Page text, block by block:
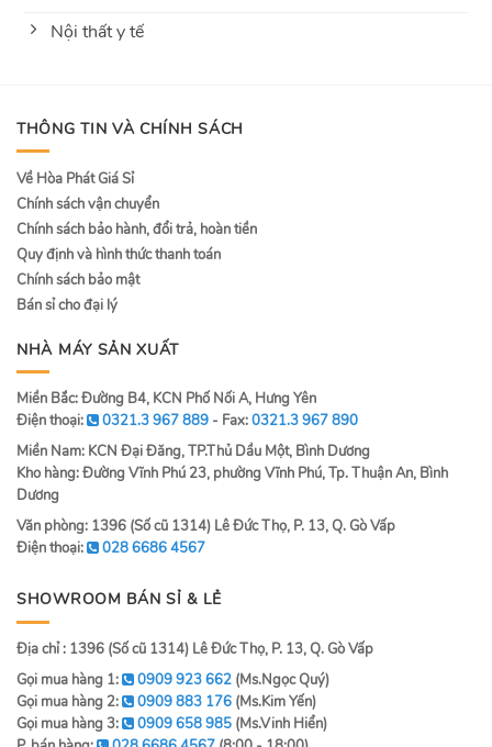
Nội thất y tế
THÔNG TIN VÀ CHÍNH SÁCH
Về Hòa Phát Giá Sỉ
Chính sách vận chuyển
Chính sách bảo hành, đổi trả, hoàn tiền
Quy định và hình thức thanh toán
Chính sách bảo mật
Bán sỉ cho đại lý
NHÀ MÁY SẢN XUẤT
Miền Bắc: Đường B4, KCN Phố Nối A, Hưng Yên
Điện thoại:
0321.3 967 889 - Fax:0321.3 967 890
Miền Nam: KCN Đại Đăng, TP.Thủ Dầu Một, Bình Dương
Kho hàng: Đường Vĩnh Phú 23, phường Vĩnh Phú, Tp. Thuận An, Bình
Dương
Văn phòng: 1396 (Số cũ 1314) Lê Đức Thọ, P. 13, Q. Gò Vấp
Điện thoại:
028 6686 4567
SHOWROOM BÁN SỈ & LẺ
Địa chỉ : 1396 (Số cũ 1314) Lê Đức Thọ, P. 13, Q. Gò Vấp
Gọi mua hàng 1:
0909 923 662 (Ms.Ngọc Quý)
Gọi mua hàng 2:
0909 883 176 (Ms.Kim Yến)
Gọi mua hàng 3:
0909 658 985 (Ms.Vinh Hiển)